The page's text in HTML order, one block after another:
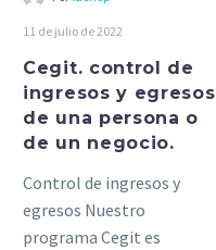
de
un
negocio.
11 de julio de 2022
Cegit. control de
ingresos y egresos
de una persona o
de un negocio.
Control de ingresos y
egresos Nuestro
programa Cegit es